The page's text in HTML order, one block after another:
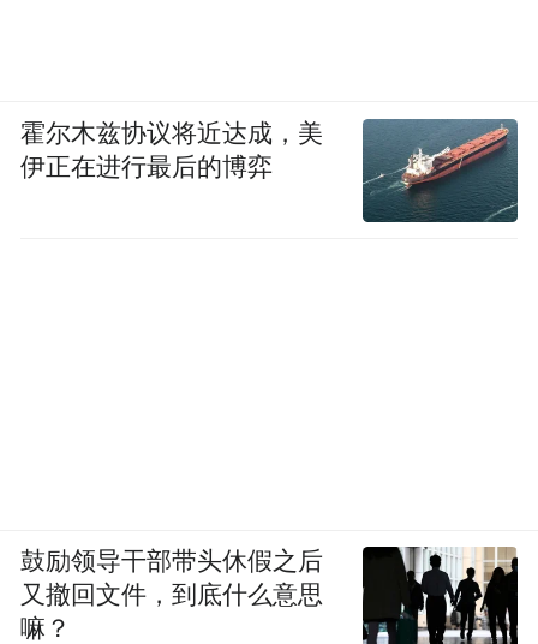
霍尔木兹协议将近达成，美
伊正在进行最后的博弈
鼓励领导干部带头休假之后
又撤回文件，到底什么意思
嘛？